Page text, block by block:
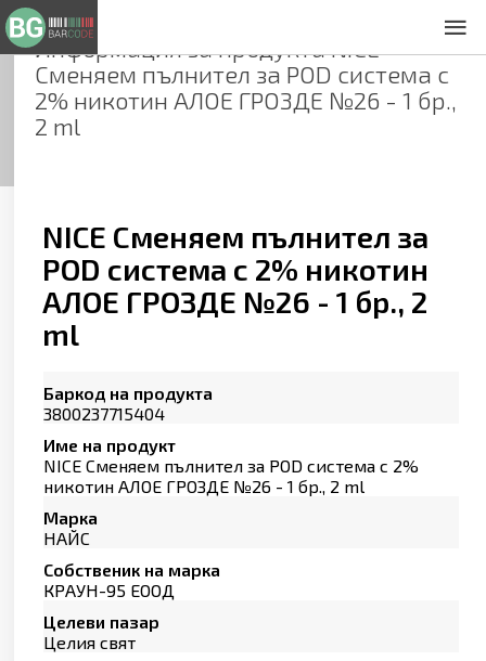
Информация за продуктаNICE
Сменяем пълнител за POD система с
2% никотин АЛОЕ ГРОЗДЕ №26 - 1 бр.,
2 ml
NICE Сменяем пълнител за
POD система с 2% никотин
АЛОЕ ГРОЗДЕ №26 - 1 бр., 2
ml
Баркод на продукта
3800237715404
Име на продукт
NICE Сменяем пълнител за POD система с 2%
никотин АЛОЕ ГРОЗДЕ №26 - 1 бр., 2 ml
Марка
НАЙС
Собственик на марка
КРАУН-95 ЕООД
Целеви пазар
Целия свят
Общи условия
Декларация за проверителност